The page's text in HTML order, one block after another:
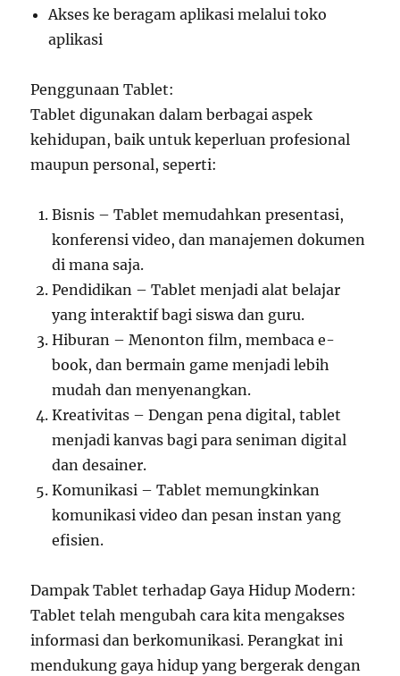
Akses ke beragam aplikasi melalui toko
aplikasi
Penggunaan Tablet:
Tablet digunakan dalam berbagai aspek
kehidupan, baik untuk keperluan profesional
maupun personal, seperti:
Bisnis – Tablet memudahkan presentasi,
konferensi video, dan manajemen dokumen
di mana saja.
Pendidikan – Tablet menjadi alat belajar
yang interaktif bagi siswa dan guru.
Hiburan – Menonton film, membaca e-
book, dan bermain game menjadi lebih
mudah dan menyenangkan.
Kreativitas – Dengan pena digital, tablet
menjadi kanvas bagi para seniman digital
dan desainer.
Komunikasi – Tablet memungkinkan
komunikasi video dan pesan instan yang
efisien.
Dampak Tablet terhadap Gaya Hidup Modern:
Tablet telah mengubah cara kita mengakses
informasi dan berkomunikasi. Perangkat ini
mendukung gaya hidup yang bergerak dengan